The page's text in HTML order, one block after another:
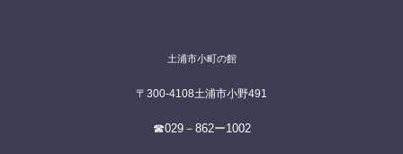
土浦市小町の館
〒300-4108土浦市小野491
☎029－862ー1002